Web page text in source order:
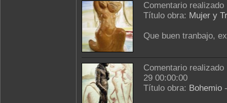
Comentario
Título obra: Mujer y
Que buen tranbajo,
Comentario
29 00:00:00
Título obra: Bohemio